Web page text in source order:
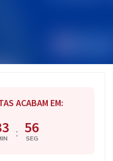
ACABAM EM:
: 55
SEG